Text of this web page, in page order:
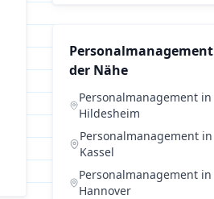
Personalmanagement
der Nähe
Personalmanagementin
Hildesheim
Personalmanagement in
Kassel
Personalmanagement in
Hannover